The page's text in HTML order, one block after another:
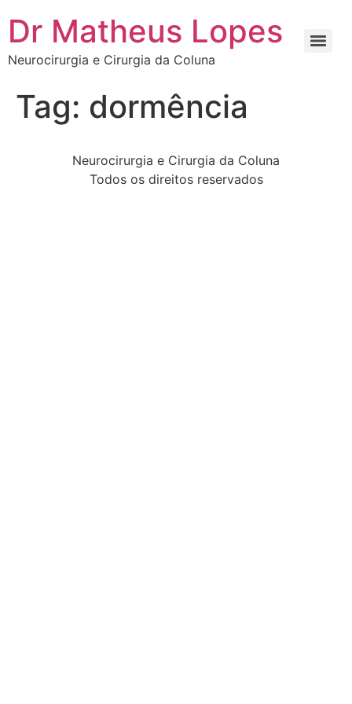
Dr Matheus Lopes
Neurocirurgia e Cirurgia da Coluna
Tag: dormência
Neurocirurgia e Cirurgia da Coluna
Todos os direitos reservados